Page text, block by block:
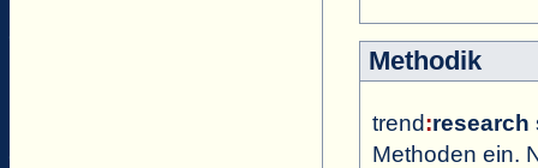
Methodik
trend:research
Methoden ein.